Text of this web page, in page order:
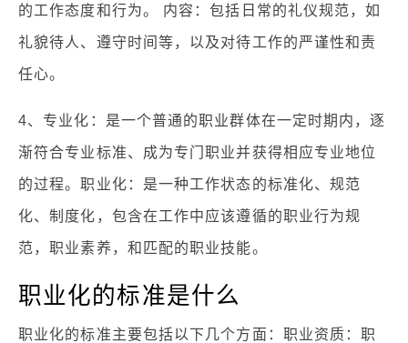
的工作态度和行为。 内容：包括日常的礼仪规范，如
礼貌待人、遵守时间等，以及对待工作的严谨性和责
任心。
4、专业化：是一个普通的职业群体在一定时期内，逐
渐符合专业标准、成为专门职业并获得相应专业地位
的过程。职业化：是一种工作状态的标准化、规范
化、制度化，包含在工作中应该遵循的职业行为规
范，职业素养，和匹配的职业技能。
职业化的标准是什么
职业化的标准主要包括以下几个方面：职业资质：职